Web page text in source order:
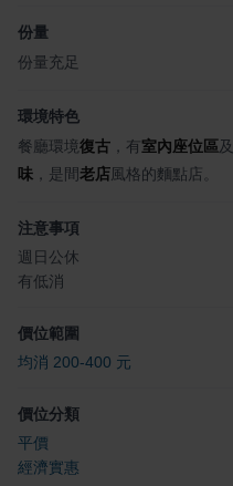
份量
份量充足
環境特色
餐廳環境復古 ，有 室內座位區及
味 ，是間老店風格的麵點店。
注意事項
週日公休
有低消
價位範圍
均消 200-400 元
價位分類
平價
經濟實惠